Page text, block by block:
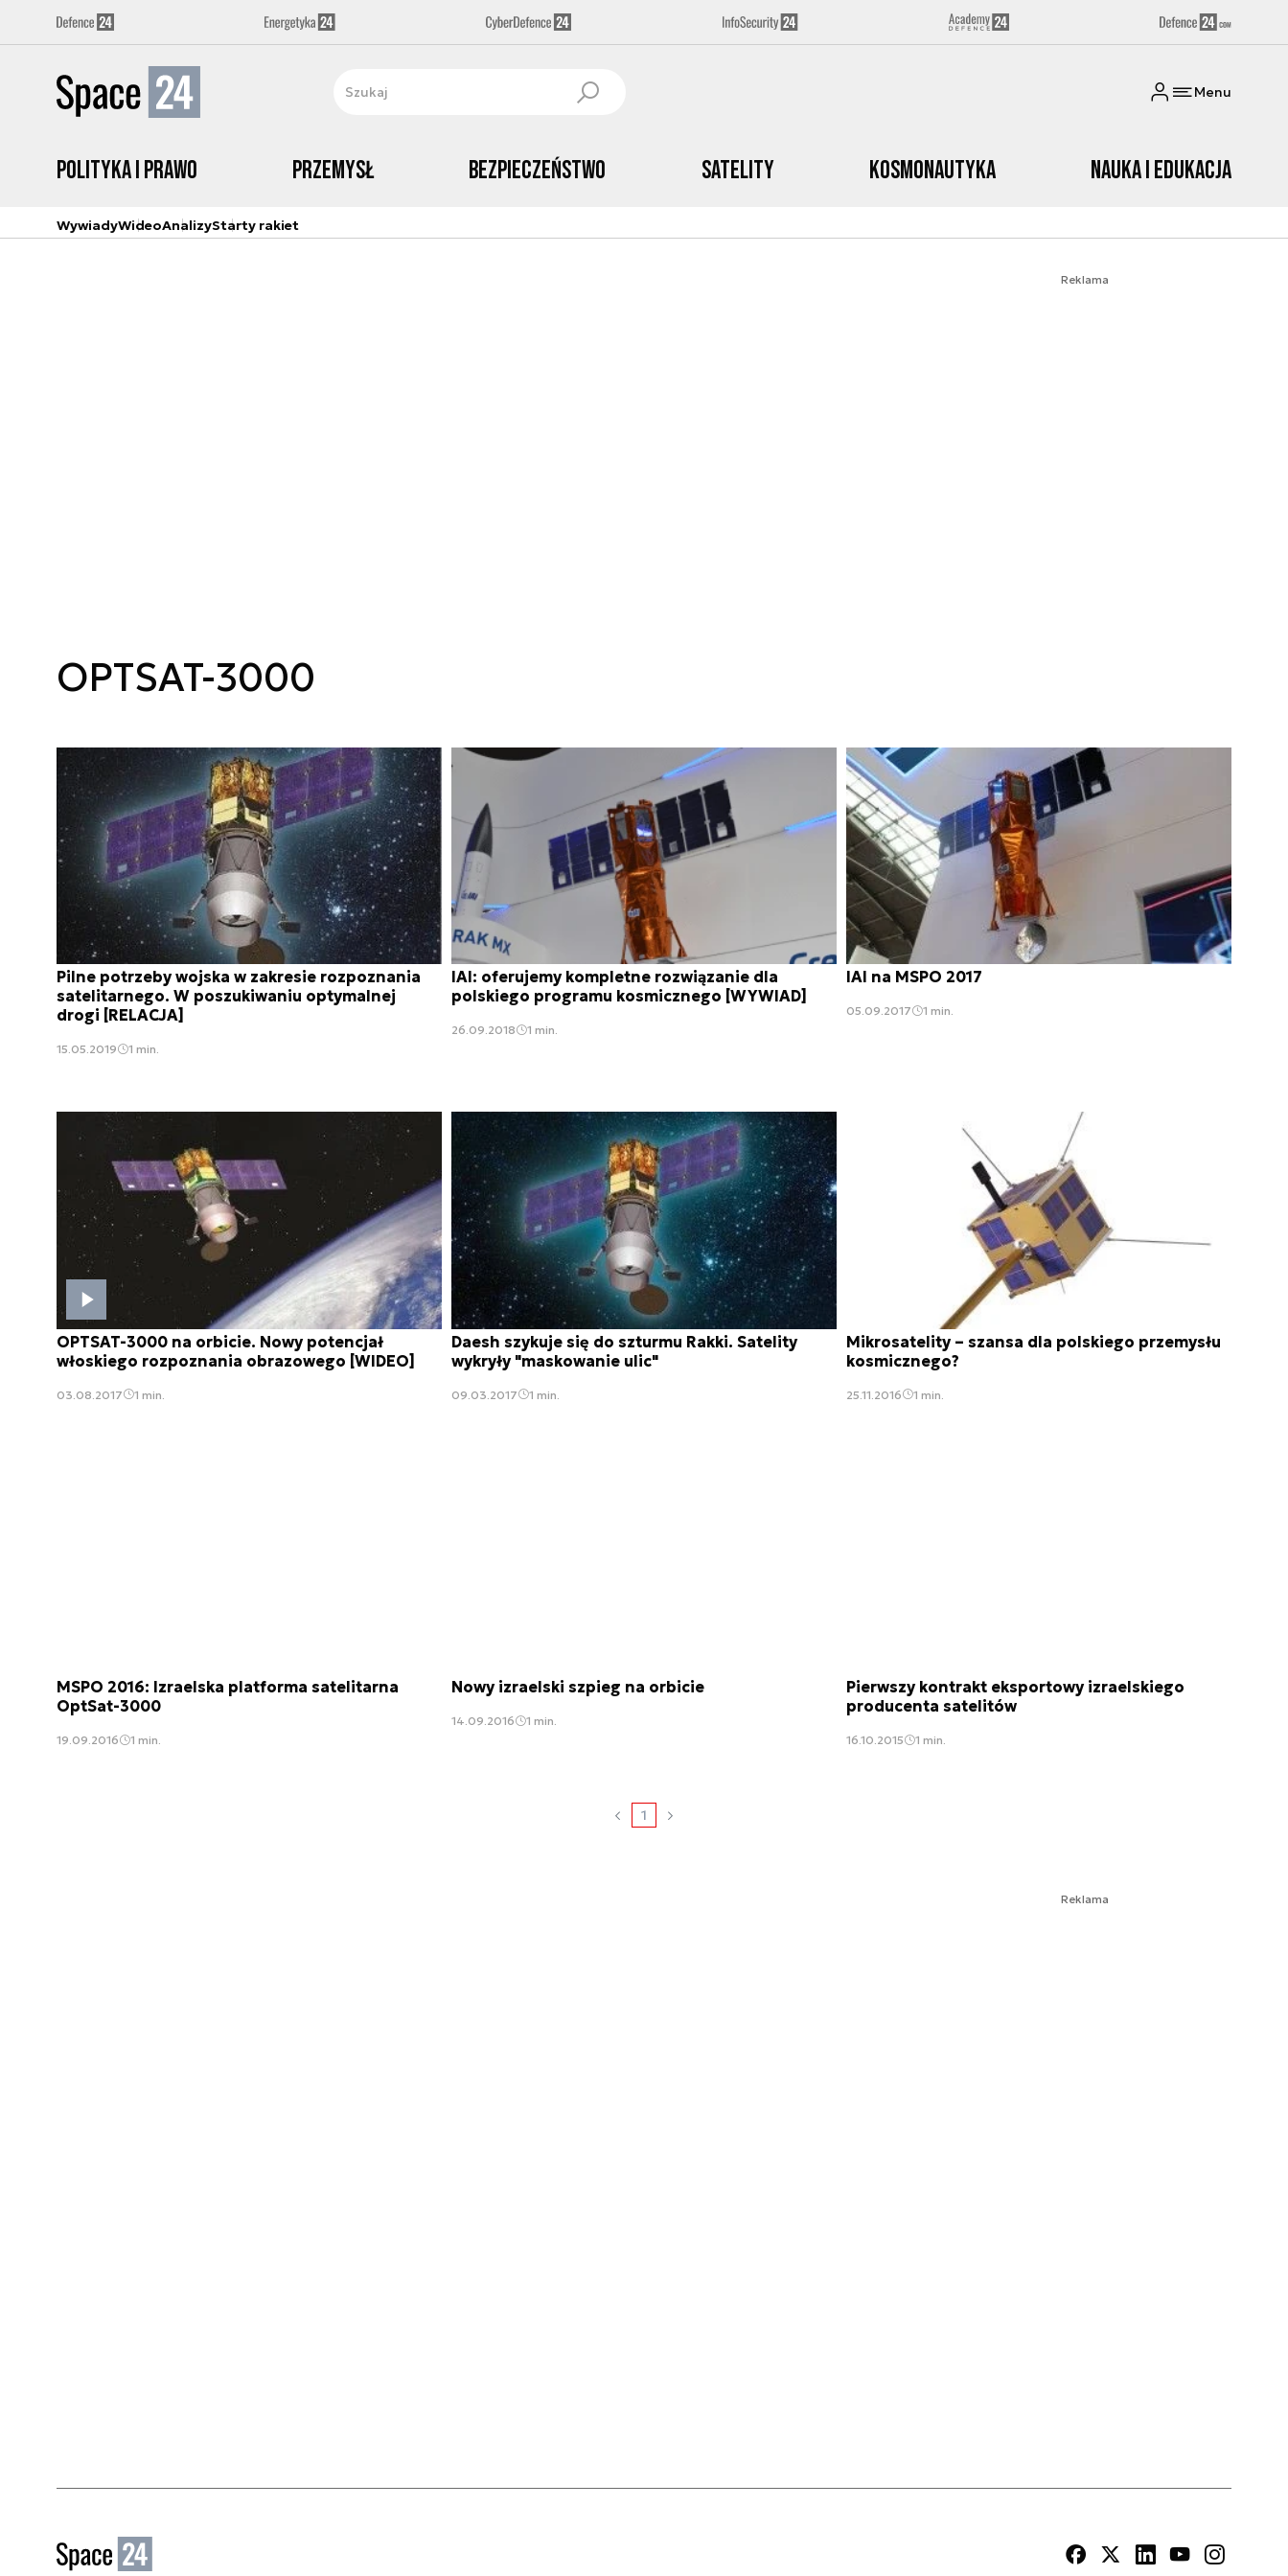
Menu
Polityka i prawo Przemysł Bezpieczeństwo Satelity Kosmonautyka Nauka i edukacja
WywiadyWideoAnalizyStarty rakiet
Reklama
OPTSAT-3000
Pilne potrzeby wojska w zakresie rozpoznania
satelitarnego. W poszukiwaniu optymalnej
drogi [RELACJA]
15.05.2019 1 min.
IAI: oferujemy kompletne rozwiązanie dla
polskiego programu kosmicznego [WYWIAD]
26.09.2018 1 min.
IAI na MSPO 2017
05.09.2017 1 min.
OPTSAT-3000 na orbicie. Nowy potencjał
włoskiego rozpoznania obrazowego [WIDEO]
03.08.2017 1 min.
Daesh szykuje się do szturmu Rakki. Satelity
wykryły "maskowanie ulic"
09.03.2017 1 min.
Mikrosatelity – szansa dla polskiego przemysłu
kosmicznego?
25.11.2016 1 min.
MSPO 2016: Izraelska platforma satelitarna
OptSat-3000
19.09.2016 1 min.
Nowy izraelski szpieg na orbicie
14.09.2016 1 min.
Pierwszy kontrakt eksportowy izraelskiego
producenta satelitów
16.10.2015 1 min.
1
Reklama